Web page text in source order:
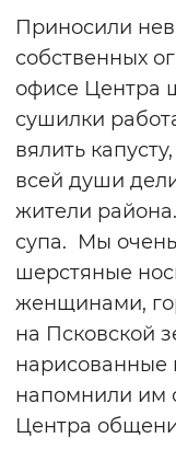
Приносили
собственных
офисе Центра
сушилки
вялить
всей души
жители
супа. Мы
шерстяные
женщинами,
на Псковской
нарисованные
напомнили им
Центра